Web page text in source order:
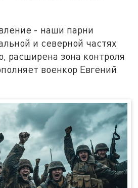
- наши парни
и северной частях
расширена зона контроля
военкор Евгений